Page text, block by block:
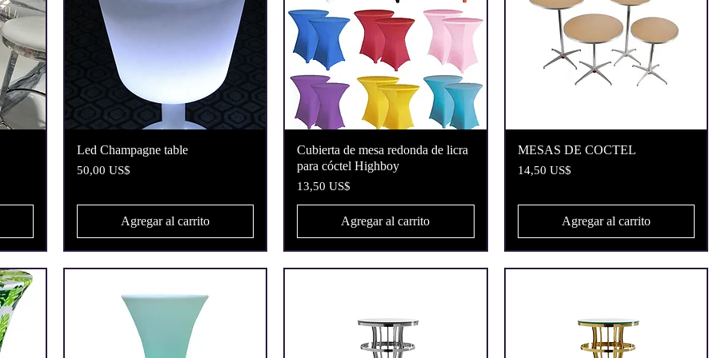
Vista rápida
Led Champagne table
Precio
50,00 US$
Agregar al carrito
Vista rápida
Cubierta de mesa redonda de licra
para cóctel Highboy
Precio
13,50 US$
Agregar al carrito
Vista rápida
MESAS DE COCTEL
Precio
14,50 US$
Agregar al carrito